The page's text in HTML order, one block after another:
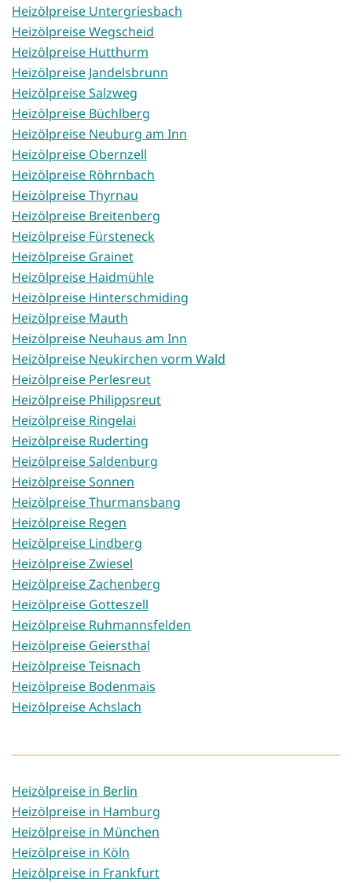
Heizölpreise Untergriesbach
Heizölpreise Wegscheid
Heizölpreise Hutthurm
Heizölpreise Jandelsbrunn
Heizölpreise Salzweg
Heizölpreise Büchlberg
Heizölpreise Neuburg am Inn
Heizölpreise Obernzell
Heizölpreise Röhrnbach
Heizölpreise Thyrnau
Heizölpreise Breitenberg
Heizölpreise Fürsteneck
Heizölpreise Grainet
Heizölpreise Haidmühle
Heizölpreise Hinterschmiding
Heizölpreise Mauth
Heizölpreise Neuhaus am Inn
Heizölpreise Neukirchen vorm Wald
Heizölpreise Perlesreut
Heizölpreise Philippsreut
Heizölpreise Ringelai
Heizölpreise Ruderting
Heizölpreise Saldenburg
Heizölpreise Sonnen
Heizölpreise Thurmansbang
Heizölpreise Regen
Heizölpreise Lindberg
Heizölpreise Zwiesel
Heizölpreise Zachenberg
Heizölpreise Gotteszell
Heizölpreise Ruhmannsfelden
Heizölpreise Geiersthal
Heizölpreise Teisnach
Heizölpreise Bodenmais
Heizölpreise Achslach
Heizölpreise in Berlin
Heizölpreise in Hamburg
Heizölpreise in München
Heizölpreise in Köln
Heizölpreise in Frankfurt